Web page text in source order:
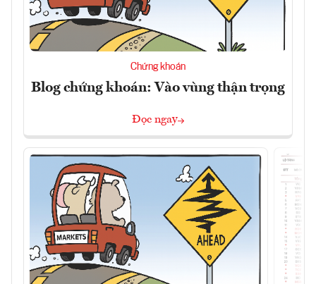
Chứng khoán
Blog chứng khoán: Vào vùng thận trọng
Đọc ngay